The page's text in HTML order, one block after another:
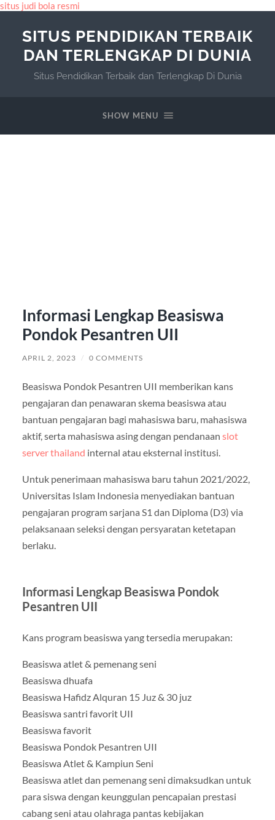
situs judi bola resmi
SITUS PENDIDIKAN TERBAIK
DAN TERLENGKAP DI DUNIA
Situs Pendidikan Terbaik dan Terlengkap Di Dunia
SHOW MENU
Informasi Lengkap Beasiswa
Pondok Pesantren UII
APRIL 2, 2023 / 0 COMMENTS
Beasiswa Pondok Pesantren UII memberikan kans
pengajaran dan penawaran skema beasiswa atau
bantuan pengajaran bagi mahasiswa baru, mahasiswa
aktif, serta mahasiswa asing dengan pendanaan slot
server thailand internal atau eksternal institusi.
Untuk penerimaan mahasiswa baru tahun 2021/2022,
Universitas Islam Indonesia menyediakan bantuan
pengajaran program sarjana S1 dan Diploma (D3) via
pelaksanaan seleksi dengan persyaratan ketetapan
berlaku.
Informasi Lengkap Beasiswa Pondok
Pesantren UII
Kans program beasiswa yang tersedia merupakan:
Beasiswa atlet & pemenang seni
Beasiswa dhuafa
Beasiswa Hafidz Alquran 15 Juz & 30 juz
Beasiswa santri favorit UII
Beasiswa favorit
Beasiswa Pondok Pesantren UII
Beasiswa Atlet & Kampiun Seni
Beasiswa atlet dan pemenang seni dimaksudkan untuk
para siswa dengan keunggulan pencapaian prestasi
cabang seni atau olahraga pantas kebijakan